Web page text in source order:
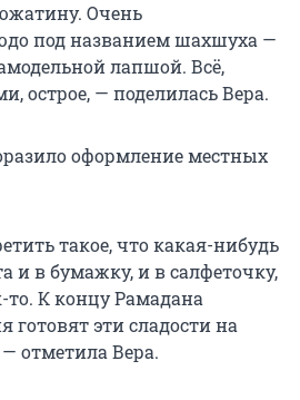
Очень
под названием шахшуха —
лапшой. Всё,
острое, — поделилась Вера.
оформление местных
такое, что какая-нибудь
и в бумажку, и в салфеточку,
К концу Рамадана
эти сладости на
отметила Вера.